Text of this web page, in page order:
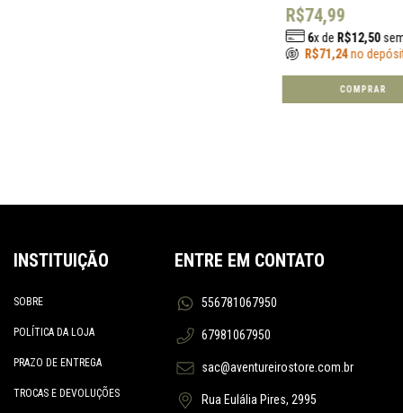
R$74,99
6x de R$12,50
R$71,24no
INSTITUIÇÃO
SOBRE
POLÍTICA DA LOJA
PRAZO DE ENTREGA
TROCAS E DEVOLUÇÕES
ENTRE EM CONTATO
556781067950
67981067950
sac@aventureirostore.com.br
Rua Eulália Pires, 2995